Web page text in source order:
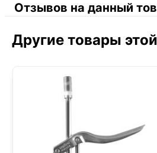
Отзывов на данный
Другие товары